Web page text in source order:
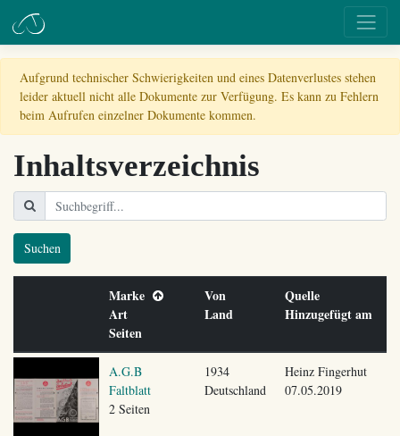
Aufgrund technischer Schwierigkeiten und eines Datenverlustes stehen
leider aktuell nicht alle Dokumente zur Verfügung. Es kann zu Fehlern
beim Aufrufen einzelner Dokumente kommen.
Inhaltsverzeichnis
Suchen
Marke
Art
Seiten
Von
Land
Quelle
Hinzugefügt am
A.G.B
Faltblatt
2 Seiten
1934
Deutschland
Heinz Fingerhut
07.05.2019